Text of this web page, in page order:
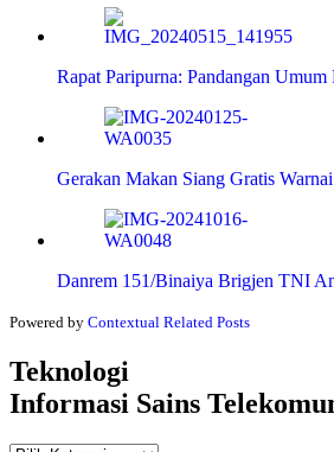
Rapat Paripurna: Pandangan
Gerakan Makan Siang Gratis
Danrem 151/Binaiya Brigjen TNI
Powered by Contextual Related Posts
Teknologi
Informasi Sains